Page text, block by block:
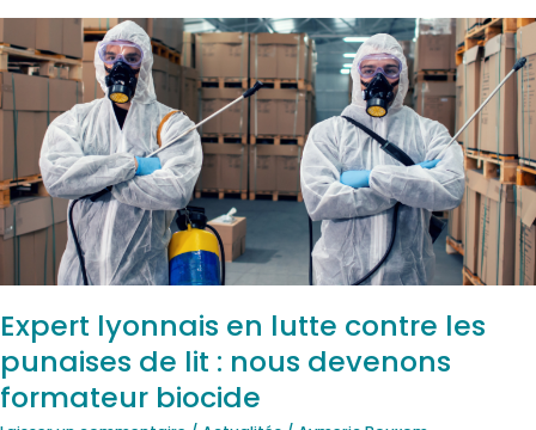
Expert lyonnais en lutte contre les
punaises de lit : nous devenons
formateur biocide
lyonnais
en
lutte
contre
les
punaises
de
devenons
formateur
biocide